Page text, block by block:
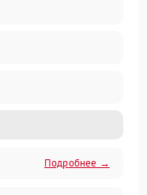
Подробнее →